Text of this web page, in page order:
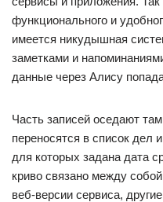
функционального и
имеется никудышная
заметками и
данные через Алису
Часть записей оседают
переносятся в список дел
для которых задана дата
криво связано между
веб-версии сервиса,